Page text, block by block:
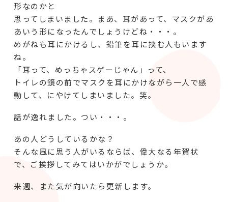
形なのかと
思ってしまいました。まあ、耳があって、マスクがあ
あいう形になったんでしょうけどね・・・。
めがねも耳にかけるし、鉛筆を耳に挟む人もいます
ね。
「耳って、めっちゃスゲーじゃん」って、
トイレの鏡の前でマスクを耳にかけながら一人で感
動して、にやけてしまいました。笑。
話が逸れました。つい・・・。
あの人どうしているかな？
そんな風に思う人がいるならば、偉大なる年賀状
で、ご挨拶してみてはいかがでしょうか。
来週、また気が向いたら更新します。